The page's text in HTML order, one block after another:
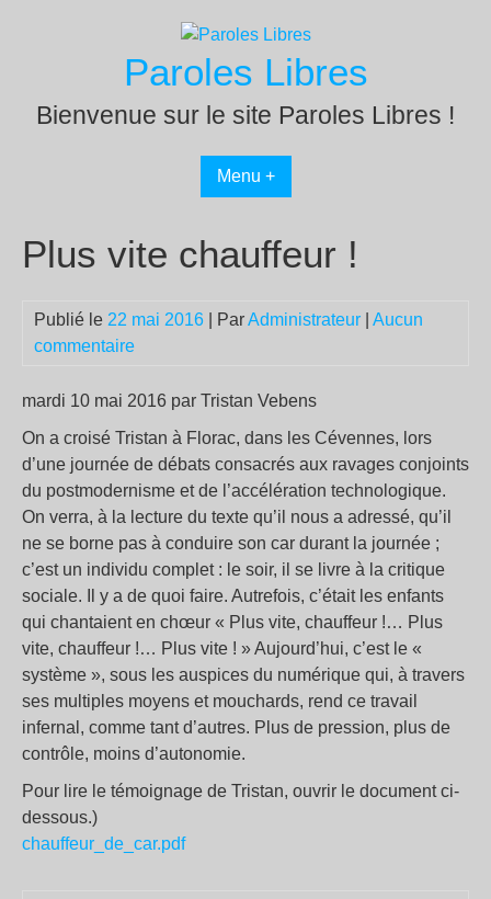
Paroles Libres
Bienvenue sur le site Paroles Libres !
Menu +
Plus vite chauffeur !
Publié le 22 mai 2016 | ParAdministrateur
Aucun
commentaire
mardi 10 mai 2016 par Tristan Vebens
On a croisé Tristan à Florac, dans les Cévennes, lors
d’une journée de débats consacrés aux ravages conjoints
du postmodernisme et de l’accélération technologique.
On verra, à la lecture du texte qu’il nous a adressé, qu’il
ne se borne pas à conduire son car durant la journée ;
c’est un individu complet : le soir, il se livre à la critique
sociale. Il y a de quoi faire. Autrefois, c’était les enfants
qui chantaient en chœur « Plus vite, chauffeur !… Plus
vite, chauffeur !… Plus vite ! » Aujourd’hui, c’est le «
système », sous les auspices du numérique qui, à travers
ses multiples moyens et mouchards, rend ce travail
infernal, comme tant d’autres. Plus de pression, plus de
contrôle, moins d’autonomie.
Pour lire le témoignage de Tristan, ouvrir le document ci-
dessous.)
chauffeur_de_car.pdf